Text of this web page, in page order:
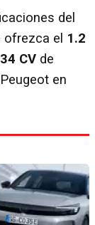
del
el 1.2
CV de
en